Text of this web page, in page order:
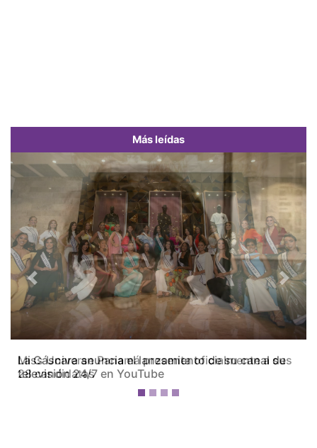
Más leídas
Miss Universe Panamá presenta oficialmente a sus
28 candidatas
Previous Next